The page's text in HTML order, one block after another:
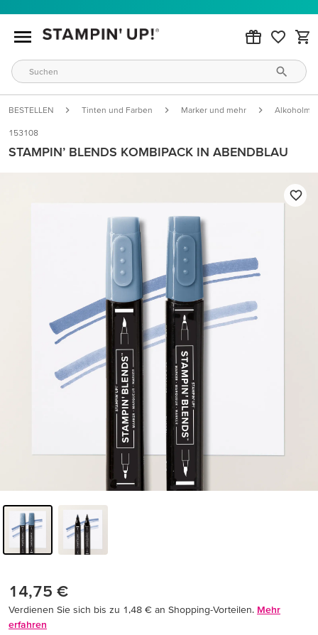
BESTELLEN Tinten und Farben Marker und mehr
153108
STAMPIN’ BLENDS KOMBIPACK IN ABENDBLAU
14,75 €
Verdienen Sie sich bis zu 1,48 € an Shopping-Vorteilen. Mehr
erfahren